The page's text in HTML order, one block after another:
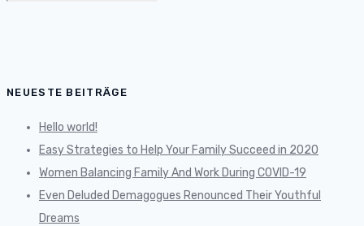
NEUESTE BEITRÄGE
Hello world!
Easy Strategies to Help Your Family Succeed in 2020
Women Balancing Family And Work During COVID-19
Even Deluded Demagogues Renounced Their Youthful
Dreams